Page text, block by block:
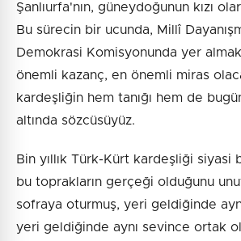
Şanlıurfa'nın, güneydoğunun kızı
Bu sürecin bir ucunda, Millî
Demokrasi Komisyonunda yer
önemli kazanç, en önemli miras
kardeşliğin hem tanığı hem de
altında sözcüsüyüz.
Bin yıllık Türk-Kürt kardeşliği siyasi
bu toprakların gerçeği olduğunu
sofraya oturmuş, yeri geldiğinde
yeri geldiğinde aynı sevince ortak